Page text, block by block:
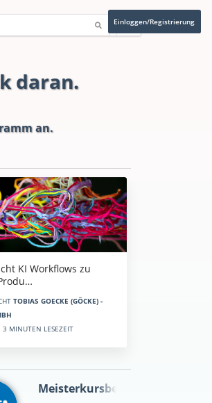
Einloggen/Registrierung
daran.
an.
KI Workflows zu
TOBIAS GOECKE (GÖCKE) -
MINUTEN LESEZEIT
Meisterkursbegl…